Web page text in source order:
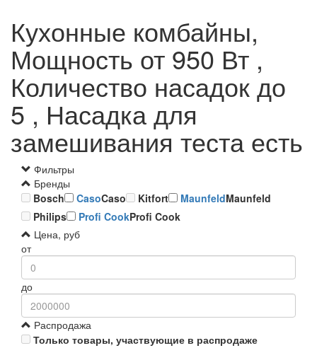
Кухонные комбайны,
Мощность от 950 Вт ,
Количество насадок до
5 , Насадка для
замешивания теста есть
Фильтры
Бренды
Bosch
CasoCaso Kitfort MaunfeldMaunfeld
Philips
Profi CookProfi Cook
Цена, руб
от
до
Распродажа
Только товары, участвующие в распродаже